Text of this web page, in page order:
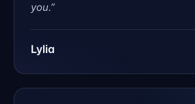
you.”
Lylia